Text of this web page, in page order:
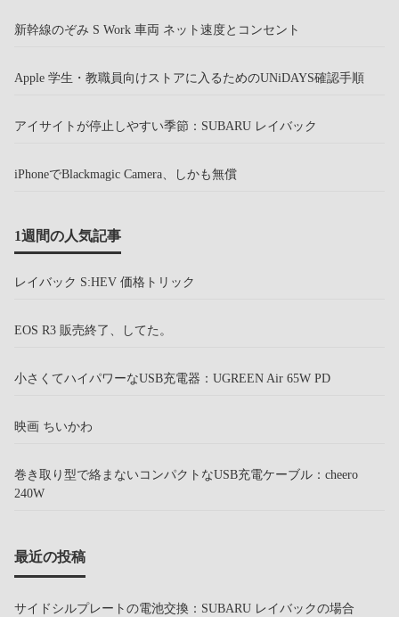
新幹線のぞみ S Work 車両 ネット速度とコンセント
Apple 学生・教職員向けストアに入るためのUNiDAYS確認手順
アイサイトが停止しやすい季節：SUBARU レイバック
iPhoneでBlackmagic Camera、しかも無償
1週間の人気記事
レイバック S:HEV 価格トリック
EOS R3 販売終了、してた。
小さくてハイパワーなUSB充電器：UGREEN Air 65W PD
映画 ちいかわ
巻き取り型で絡まないコンパクトなUSB充電ケーブル：cheero
240W
最近の投稿
サイドシルプレートの電池交換：SUBARU レイバックの場合